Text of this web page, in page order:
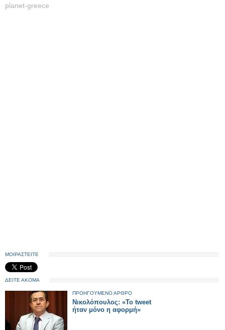
planet-greece
ΜΟΙΡΑΣΤΕΙΤΕ
ΔΕΙΤΕ ΑΚΟΜΑ
ΠΡΟΗΓΟΥΜΕΝΟ ΑΡΘΡΟ
Νικολόπουλος: «Το tweet
ήταν μόνο η αφορμή»